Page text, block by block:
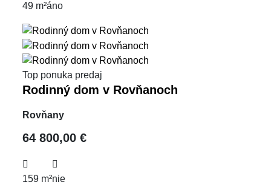
49 m²áno
Top ponuka predaj
Rodinný dom v Rovňanoch
Rovňany
64 800,00 €
159 m²nie